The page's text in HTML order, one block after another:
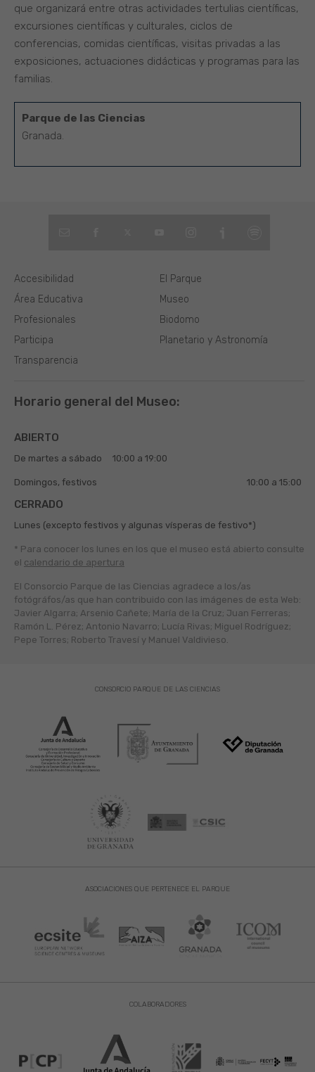
que organizará entre otras actividades tertulias científicas,
excursiones científicas y culturales, ciclos de
conferencias, comidas científicas, visitas privadas a las
exposiciones, actuaciones didácticas y programas para las
familias.
Parque de las Ciencias
Granada.
El Parque
Museo
Biodomo
Planetario y Astronomía
Área Educativa
Profesionales
Participa
Transparencia
Accesibilidad
Horario general del Museo:
ABIERTO
De martes a sábado 10:00 a 19:00
Domingos, festivos 10:00 a 15:00
CERRADO
Lunes (excepto festivos y algunas vísperas de festivo*)
* Para conocer los lunes en los que el museo está abierto consulte
el calendario de apertura
El Consorcio Parque de las Ciencias agradece a los/as
fotógráfos/as que han contribuido con las imágenes de esta Web:
Javier Algarra; Arsenio Cañete; María de la Cruz; Juan Ferreras;
Ramón L. Pérez; Antonio Navarro; Lucía Rivas; Miguel Rodríguez;
Pepe Torres; Roberto Travesí y Manuel Valdivieso.
ASOCIACIONES QUE PERTENECE EL PARQUE
CONSORCIO PARQUE DE LAS CIENCIAS
COLABORADORES